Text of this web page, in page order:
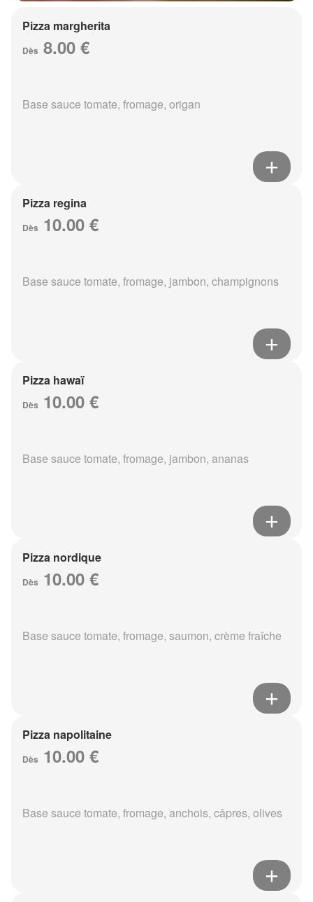
Pizza margherita
Dès 8.00 €
Base sauce tomate, fromage, origan
Pizza regina
Dès 10.00 €
Base sauce tomate, fromage, jambon, champignons
Pizza hawaï
Dès 10.00 €
Base sauce tomate, fromage, jambon, ananas
Pizza nordique
Dès 10.00 €
Base sauce tomate, fromage, saumon, crème fraîche
Pizza napolitaine
Dès 10.00 €
Base sauce tomate, fromage, anchois, câpres, olives